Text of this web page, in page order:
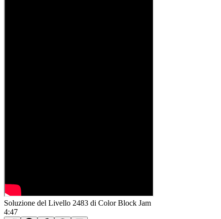
Soluzione del Livello 2483 di Color Block Jam
4:47